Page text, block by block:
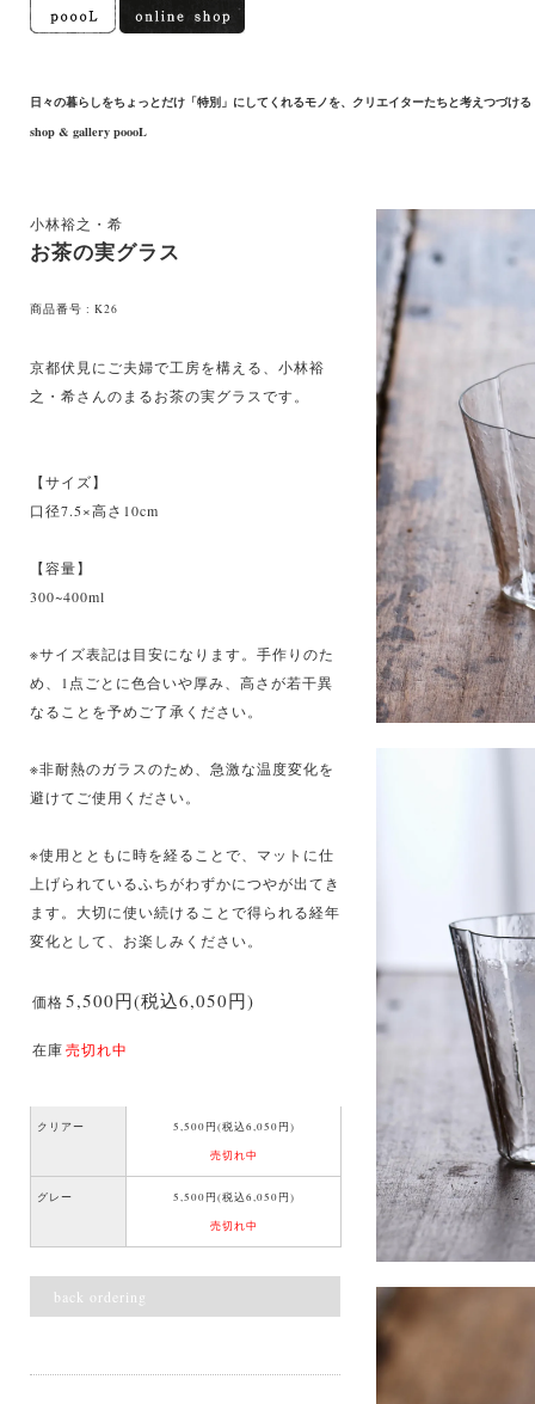
日々の暮らしをちょっとだけ「特別」にしてくれるモノを、クリエイターたちと考えつづける
shop & gallery poooL
小林裕之・希
お茶の実グラス
商品番号 : K26
京都伏見にご夫婦で工房を構える、小林裕
之・希さんのまるお茶の実グラスです。
【サイズ】
口径7.5×高さ10cm
【容量】
300~400ml
※サイズ表記は目安になります。手作りのた
め、1点ごとに色合いや厚み、高さが若干異
なることを予めご了承ください。
※非耐熱のガラスのため、急激な温度変化を
避けてご使用ください。
※使用とともに時を経ることで、マットに仕
上げられているふちがわずかにつやが出てき
ます。大切に使い続けることで得られる経年
変化として、お楽しみください。
価格5,500円(税込6,050円)
在庫売切れ中
クリアー
5,500円(税込6,050円)
売切れ中
グレー
5,500円(税込6,050円)
売切れ中
back ordering